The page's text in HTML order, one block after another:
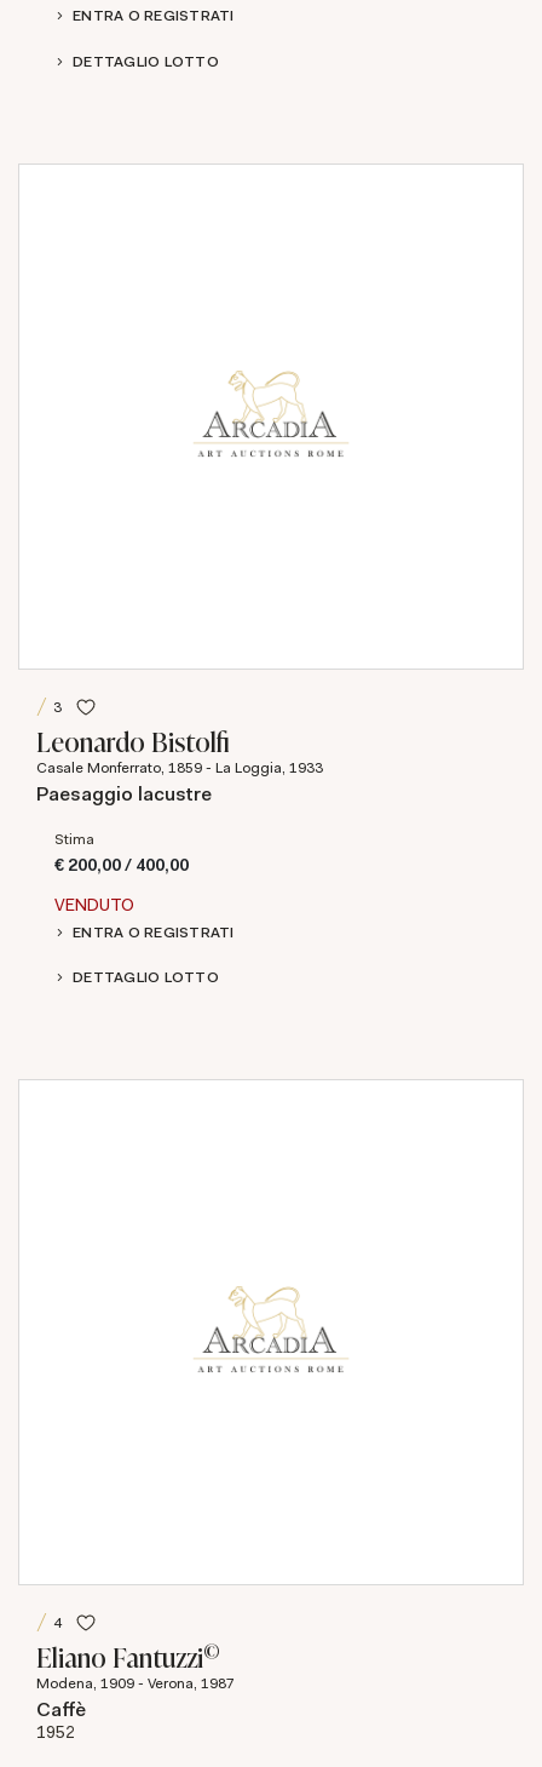
ENTRA O REGISTRATI
DETTAGLIO LOTTO
3
Leonardo Bistolfi
Casale Monferrato, 1859 - La Loggia, 1933
Paesaggio lacustre
Stima
€ 200,00 / 400,00
VENDUTO
ENTRA O REGISTRATI
DETTAGLIO LOTTO
4
Eliano Fantuzzi©
Modena, 1909 - Verona, 1987
Caffè
1952